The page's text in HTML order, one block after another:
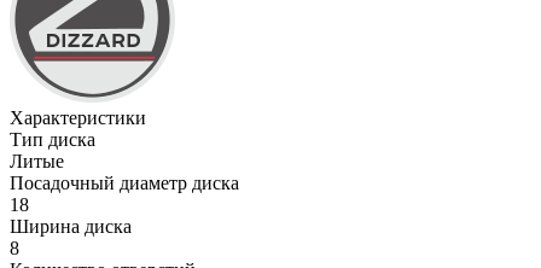
Характеристики
Тип диска
Литые
Посадочный диаметр диска
18
Ширина диска
8